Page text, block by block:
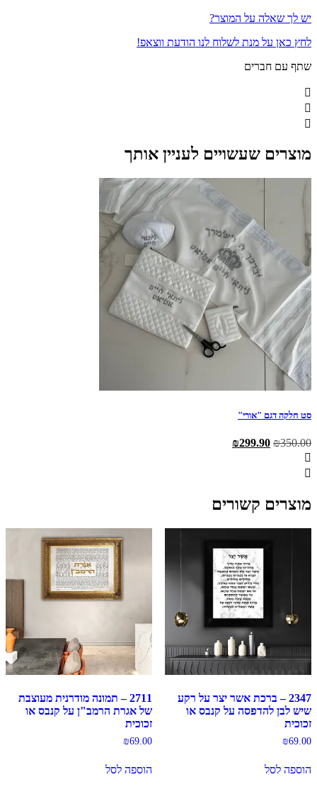
יש לך שאלה על המוצר?
לחץ כאן על מנת לשלוח לנו הודעת ווצאפ!
שתף עם חברים
מוצרים שעשויים לעניין אותך
סט חלקה דגם "אורי"
₪350.00
המחיר ₪299.90
מוצרים קשורים
2347 – ברכת אשר יצר על רקע
שיש לבן להדפסה על קנבס או
זכוכית
₪69.00
הוספה לסל
2711 – תמונה מודרנית מעוצבת
של אגרת הרמב"ן על קנבס או
זכוכית
₪69.00
הוספה לסל